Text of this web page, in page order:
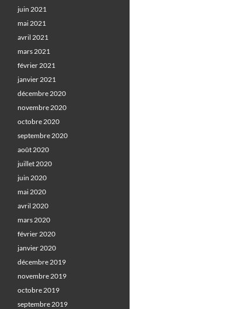
juin 2021
mai 2021
avril 2021
mars 2021
février 2021
janvier 2021
décembre 2020
novembre 2020
octobre 2020
septembre 2020
août 2020
juillet 2020
juin 2020
mai 2020
avril 2020
mars 2020
février 2020
janvier 2020
décembre 2019
novembre 2019
octobre 2019
septembre 2019